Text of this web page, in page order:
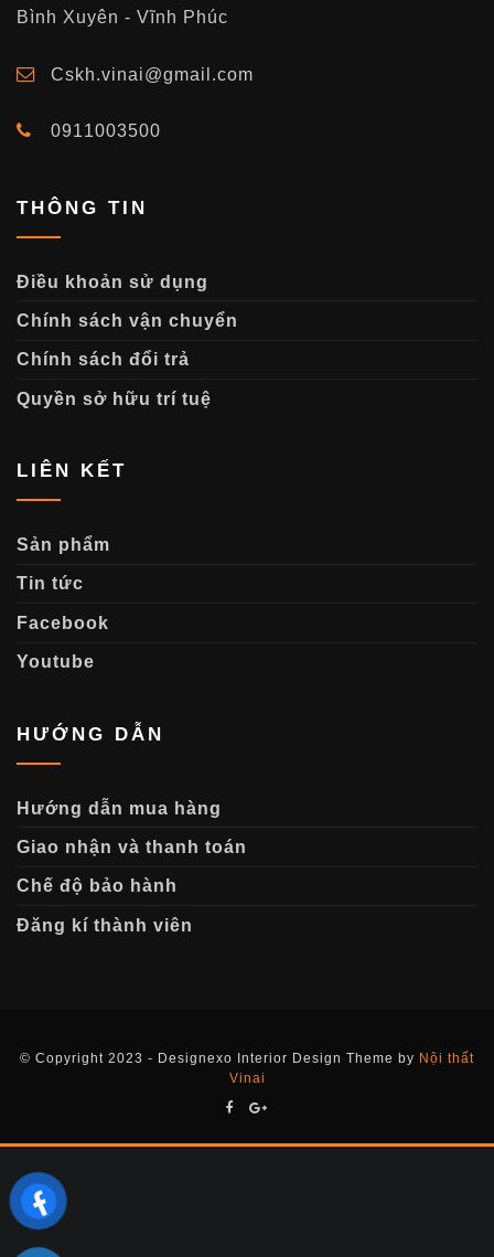
Bình Xuyên - Vĩnh Phúc
Cskh.vinai@gmail.com
0911003500
THÔNG TIN
Điều khoản sử dụng
Chính sách vận chuyển
Chính sách đổi trả
Quyền sở hữu trí tuệ
LIÊN KẾT
Sản phẩm
Tin tức
Facebook
Youtube
HƯỚNG DẪN
Hướng dẫn mua hàng
Giao nhận và thanh toán
Chế độ bảo hành
Đăng kí thành viên
© Copyright 2023 - Designexo Interior Design Theme by Nội thất
Vinai